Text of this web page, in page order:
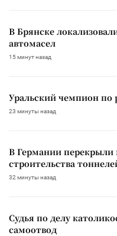
В Брянске
автомасел
15 минут назад
Уральский чемпион
23 минуты назад
В Германии перекрыли
строительства
32 минуты назад
Судья по делу
самоотвод